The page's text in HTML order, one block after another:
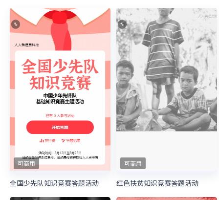
可商用
全国少先队知识竞赛答题活动
可商用
红色扶贫知识竞赛答题活动